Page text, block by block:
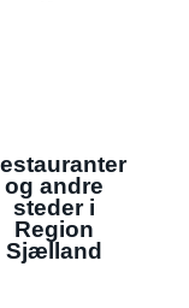
og andre
steder i
Region
Sjælland